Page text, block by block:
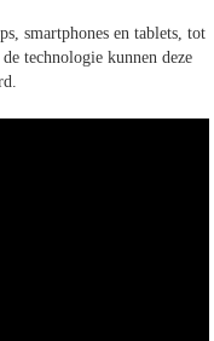
smartphones en tablets, tot
technologie kunnen deze